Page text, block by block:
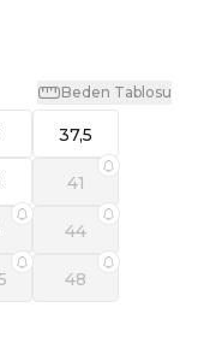
Beden Tablosu
37,5
41
44
48